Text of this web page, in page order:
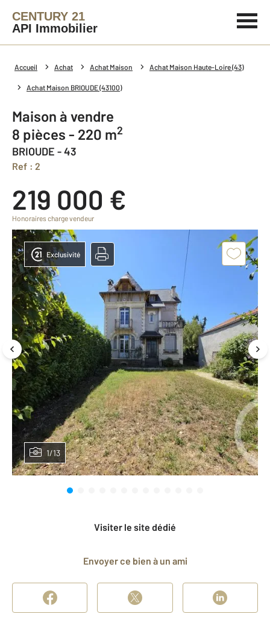
CENTURY 21
API Immobilier
Accueil Achat Achat Maison Achat Maison Haute-Loire (43)
Achat Maison BRIOUDE (43100)
Maison à vendre
8 pièces - 220 m2
BRIOUDE - 43
Ref : 2
219 000 €
Honoraires charge vendeur
1/13
Exclusivité
Visiter le site dédié
Envoyer ce bien à un ami